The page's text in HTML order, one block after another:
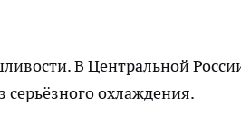
В Центральной
охлаждения.